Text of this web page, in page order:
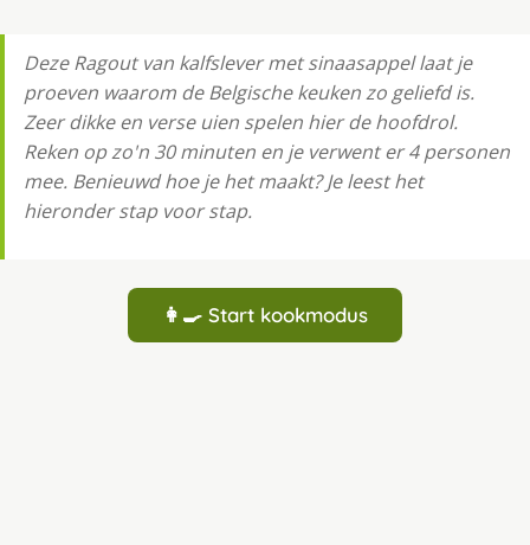
Deze Ragout van kalfslever met sinaasappel laat je
proeven waarom de Belgische keuken zo geliefd is.
Zeer dikke en verse uien spelen hier de hoofdrol.
Reken op zo'n 30 minuten en je verwent er 4 personen
mee. Benieuwd hoe je het maakt? Je leest het
hieronder stap voor stap.
👩‍🍳 Start kookmodus